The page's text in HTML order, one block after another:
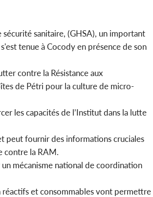
sanitaire, (GHSA), un important
tenue à Cocody en présence de son
contre la Résistance aux
de Pétri pour la culture de micro-
les capacités de l’Institut dans la lutte
peut fournir des informations cruciales
contre la RAM.
un mécanisme national de coordination
réactifs et consommables vont permettre
gouvernement valide six dé...
SANTÉ
Côte d'Ivoire : Réforme
modernise ses structures...